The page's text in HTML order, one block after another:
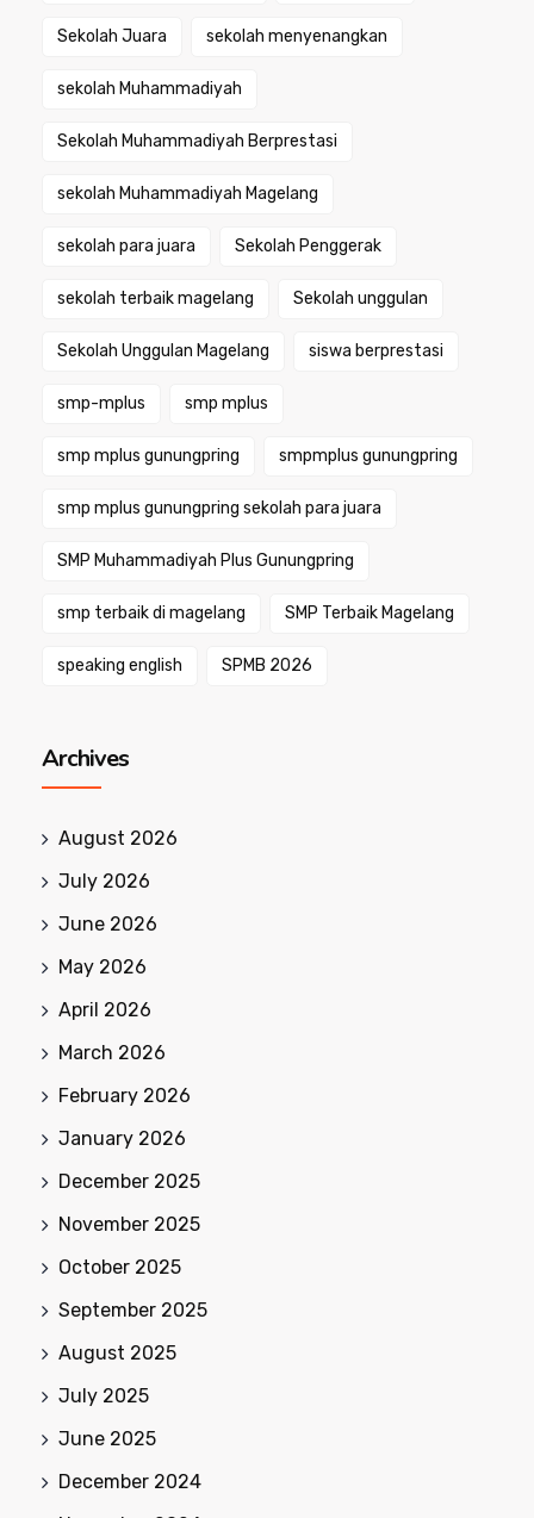
Sekolah Juara sekolah menyenangkan
sekolah Muhammadiyah
Sekolah Muhammadiyah Berprestasi
sekolah Muhammadiyah Magelang
sekolah para juara Sekolah Penggerak
sekolah terbaik magelang Sekolah unggulan
Sekolah Unggulan Magelang siswa berprestasi
smp-mplus smp mplus
smp mplus gunungpring smpmplus gunungpring
smp mplus gunungpring sekolah para juara
SMP Muhammadiyah Plus Gunungpring
smp terbaik di magelang SMP Terbaik Magelang
speaking english SPMB 2026
Archives
August 2026
July 2026
June 2026
May 2026
April 2026
March 2026
February 2026
January 2026
December 2025
November 2025
October 2025
September 2025
August 2025
July 2025
June 2025
December 2024